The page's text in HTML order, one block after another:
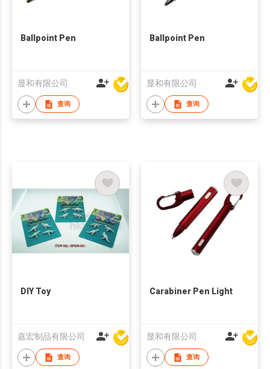
Ballpoint Pen
显和有限公司
查询
Ballpoint Pen
显和有限公司
查询
DIY Toy
嘉宏制品有限公司
查询
Carabiner Pen Light
显和有限公司
查询